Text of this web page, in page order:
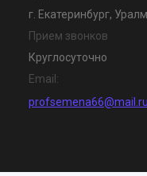
г. Екатеринбург,
Прием звонков
Круглосуточно
Email:
profsemena66@mail.ru